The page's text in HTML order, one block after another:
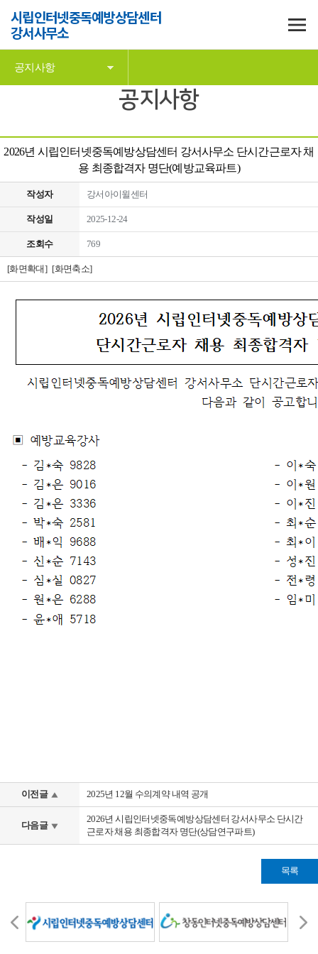
시립인터넷중독예방상담센터
강서사무소
공지사항
공지사항
2026년 시립인터넷중독예방상담센터 강서사무소 단시간근로자 채
용 최종합격자 명단(예방교육파트)
작성자 강서아이윌센터
작성일 2025-12-24
조회수 769
[화면확대] [화면축소]
이전글 2025년 12월 수의계약 내역 공개
다음글
2026년 시립인터넷중독예방상담센터 강서사무소 단시간
근로자 채용 최종합격자 명단(상담연구파트)
목록